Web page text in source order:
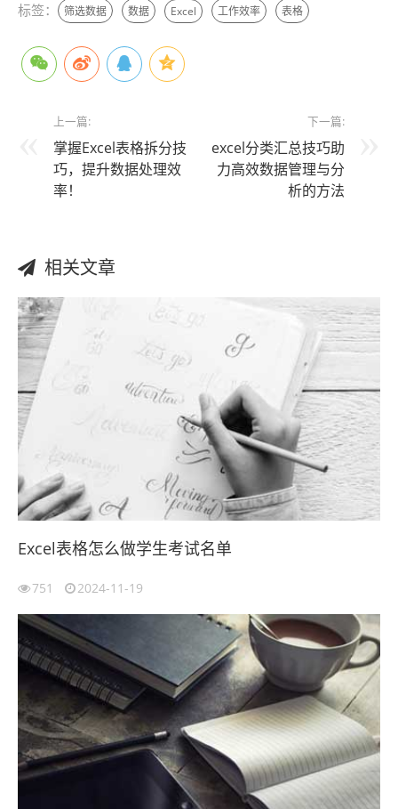
标签： 筛选数据 数据 Excel 工作效率 表格
上一篇:
掌握Excel表格拆分技
巧，提升数据处理效
率！
下一篇:
excel分类汇总技巧助
力高效数据管理与分
析的方法
相关文章
Excel表格怎么做学生考试名单
751 2024-11-19